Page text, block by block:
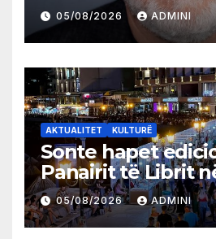
05/08/2026 ADMINI
AKTUALITET KULTURË
Sonte hapet
Panairit të Librit
05/08/2026 ADMINI